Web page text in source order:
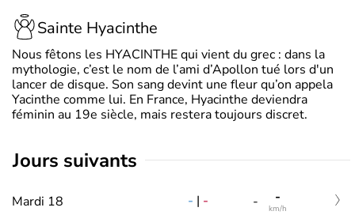
Sainte Hyacinthe
Nous fêtons les HYACINTHE qui vient du grec : dans la
mythologie, c’est le nom de l’ami d’Apollon tué lors d'un
lancer de disque. Son sang devint une fleur qu’on appela
Yacinthe comme lui. En France, Hyacinthe deviendra
féminin au 19e siècle, mais restera toujours discret.
jours suivants
Mardi 18 - | - - -
km/h